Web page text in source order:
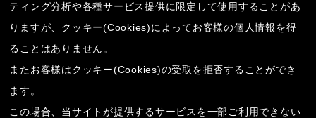
ティング分析や各種サービス提供に限定して使用することがあ
りますが、クッキー(Cookies)によってお客様の個人情報を得
ることはありません。
またお客様はクッキー(Cookies)の受取を拒否することができ
ます。
この場合、当サイトが提供するサービスを一部ご利用できない